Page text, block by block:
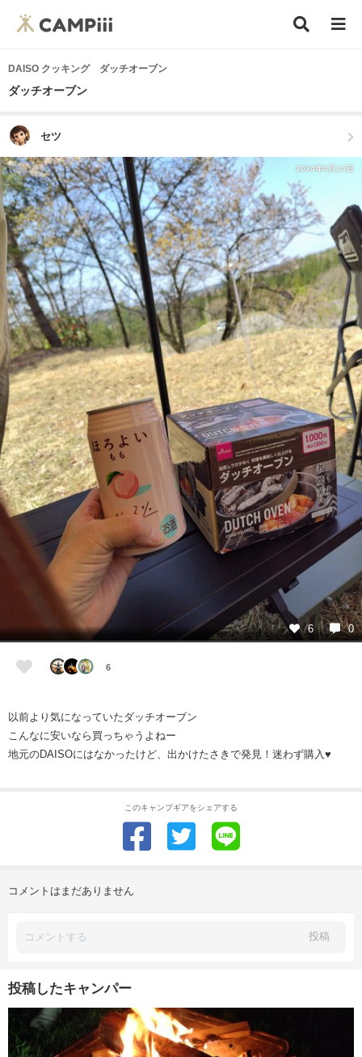
DAISO クッキング ダッチオーブン
ダッチオーブン
セツ
2024年4月14日
6 0
6
以前より気になっていたダッチオーブン
こんなに安いなら買っちゃうよねー
地元のDAISOにはなかったけど、出かけたさきで発見！迷わず購入♥
このキャンプギアをシェアする
コメントはまだありません
投稿
投稿したキャンパー